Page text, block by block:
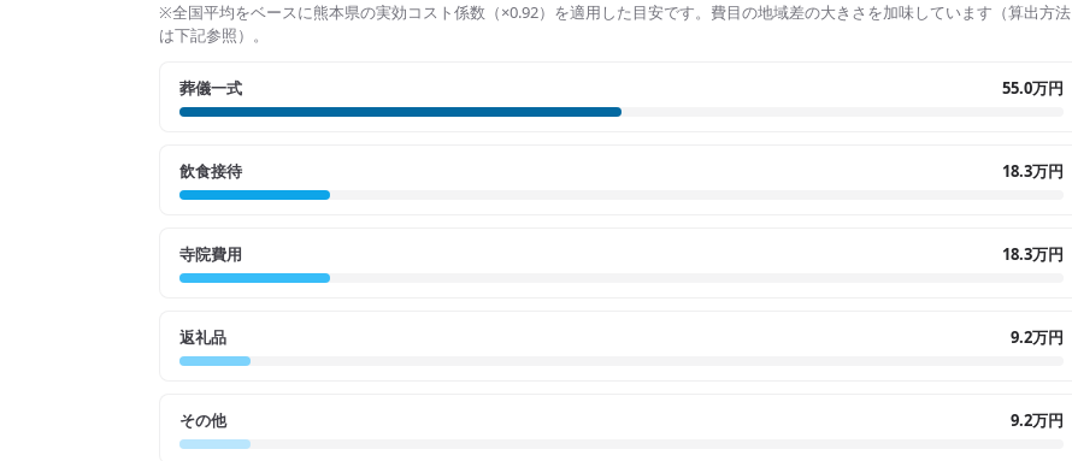
※全国平均をベースに熊本県の実効コスト係数（×0.92）を適用した目安です。費目の地域差の大きさを加味しています（算出方法
は下記参照）。
葬儀一式 55.0万円
飲食接待 18.3万円
寺院費用 18.3万円
返礼品 9.2万円
その他 9.2万円